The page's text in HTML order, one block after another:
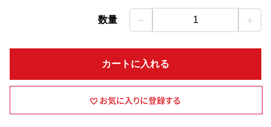
数量 － 1 ＋
カートに入れる